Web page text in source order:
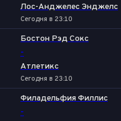
Лос-Анджелес Энджелс
Сегодня в 23:10
Бостон Рэд Сокс
-
Атлетикс
Сегодня в 23:10
Филадельфия Филлис
-